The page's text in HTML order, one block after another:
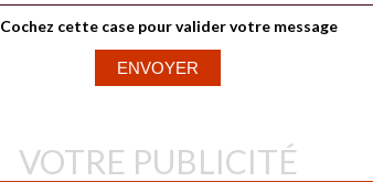
Cochez cette case pour valider votre message
VOTRE PUBLICITÉ